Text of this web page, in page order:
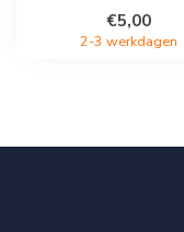
€5,00
2-3 werkdagen